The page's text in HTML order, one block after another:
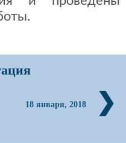
❯
18 января, 2018